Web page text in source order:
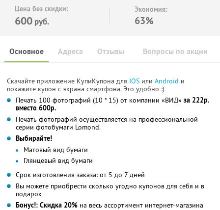
Цена без скидки:
600 руб.
Экономия:
63%
Основное Отзывы Вопросы по акции
Адреса
Скачайте приложение КупиКупона для IOS или Android и
покажите купон с экрана смартфона. Это удобно :)
Печать 100 фотографий (10 * 15) от компании «ВИД» за 222р.
вместо 600р.
Печать фотографий осуществляется на профессиональной
серии фотобумаги Lomond.
Выбирайте!
Матовый вид бумаги
Глянцевый вид бумаги
Срок изготовления заказа: от 5 до 7 дней
Вы можете приобрести сколько угодно купонов для себя и в
подарок
Бонус!: Скидка 20% на весь ассортимент интернет-магазина